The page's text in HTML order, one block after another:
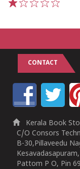
CONTACT
Kerala Book
C/O Consors
B-30,Pillaveedu
Kesavadasapuram,
Pattom P O, Pin